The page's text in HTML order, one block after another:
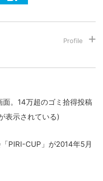
してまた起業家としてITスタ
ェアからソフトウェアの事業
線で見てきた生き字引として
のニュースポータルの創業デ
世界最大IT系メディア（ス
。14万超のゴミ拾得投稿
表示されている)
PIRI-CUP」が2014年5月